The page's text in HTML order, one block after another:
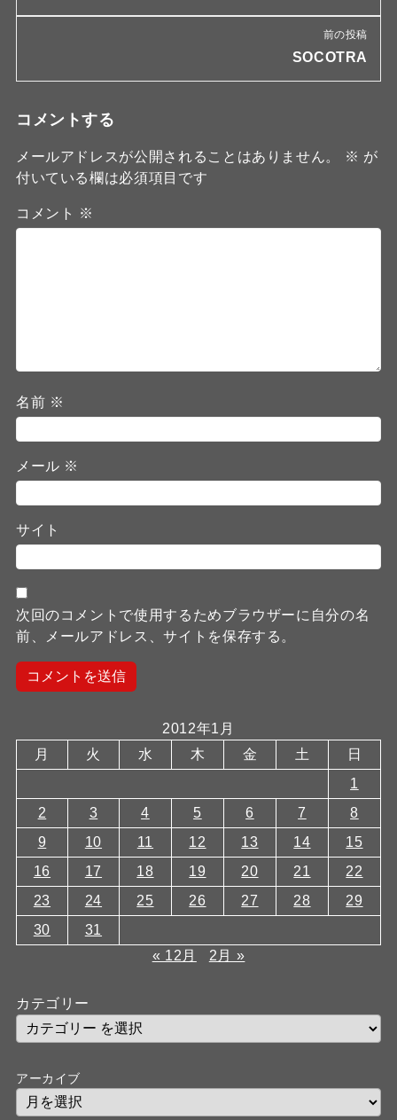
前の投稿
SOCOTRA
コメントする
メールアドレスが公開されることはありません。 ※ が
付いている欄は必須項目です
コメント ※
名前 ※
メール ※
サイト
次回のコメントで使用するためブラウザーに自分の名
前、メールアドレス、サイトを保存する。
2012年1月
月
火 水 木 金 土
日
1
2
3 4 5 6 7
8
9
10 11 12 13 14
15
16
17 18 19 20 21
22
23
24 25 26 27 28
29
30
31
« 12月
2月 »
カテゴリー
アーカイブ